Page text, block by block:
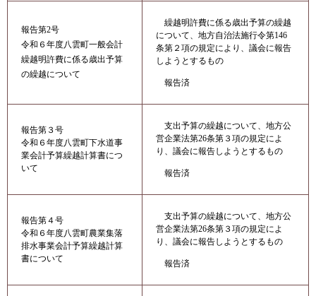
報告第2号
令和６年度八雲町一般会計
繰越明許費に係る歳出予算
の繰越について
繰越明許費に係る歳出予算の繰越
について、地方自治法施行令第146
条第２項の規定により、議会に報告
しようとするもの
報告済
報告第３号
令和６年度八雲町下水道事
業会計予算繰越計算書につ
いて
支出予算の繰越について、地方公
営企業法第26条第３項の規定によ
り、議会に報告しようとするもの
報告済
報告第４号
令和６年度八雲町農業集落
排水事業会計予算繰越計算
書について
支出予算の繰越について、地方公
営企業法第26条第３項の規定によ
り、議会に報告しようとするもの
報告済